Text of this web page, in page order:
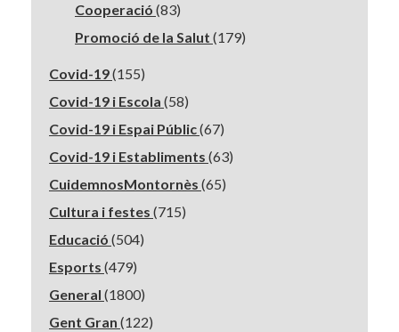
Cooperació (83)
Promoció de la Salut (179)
Covid-19(155)
Covid-19 i Escola (58)
Covid-19 i Espai Públic(67)
Covid-19 i Establiments (63)
CuidemnosMontornès (65)
Cultura i festes (715)
Educació (504)
Esports (479)
General (1800)
Gent Gran (122)